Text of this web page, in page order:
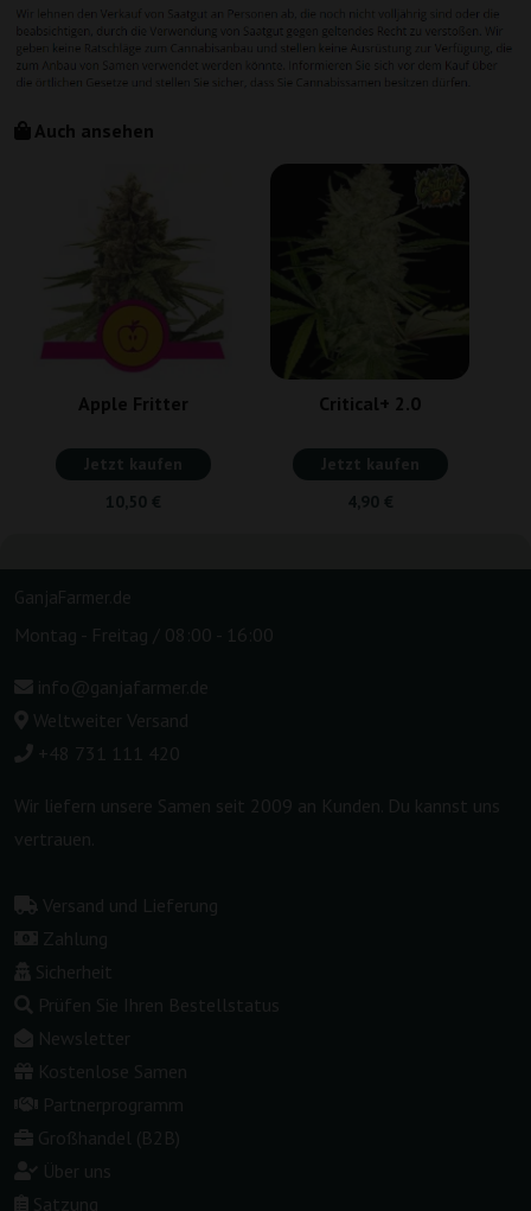
Auch ansehen
Apple Fritter
Jetzt kaufen
10,50 €
Critical+ 2.0
Jetzt kaufen
4,90 €
GanjaFarmer.de
Montag - Freitag / 08:00 - 16:00
info@ganjafarmer.de
Weltweiter Versand
+48 731 111 420
Wir liefern unsere Samen seit 2009 an Kunden. Du kannst uns
vertrauen.
Versand und Lieferung
Zahlung
Sicherheit
Prüfen Sie Ihren Bestellstatus
Newsletter
Kostenlose Samen
Partnerprogramm
Großhandel (B2B)
Über uns
Satzung